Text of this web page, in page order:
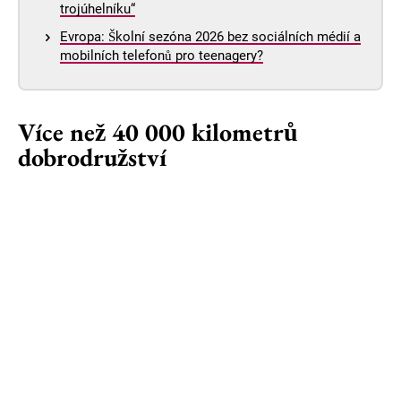
trojúhelníku“
Evropa: Školní sezóna 2026 bez sociálních médií a
mobilních telefonů pro teenagery?
Více než 40 000 kilometrů
dobrodružství